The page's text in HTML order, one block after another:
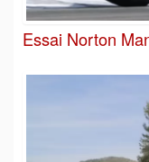
Essai Norton